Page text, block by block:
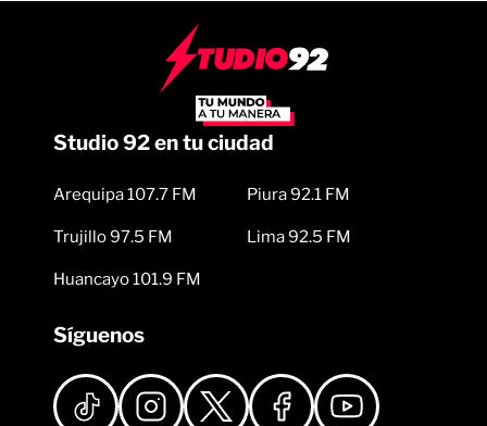
Studio 92 en tu ciudad
Arequipa 107.7 FM
Trujillo 97.5 FM
Huancayo 101.9 FM
Piura 92.1 FM
Lima 92.5 FM
Síguenos